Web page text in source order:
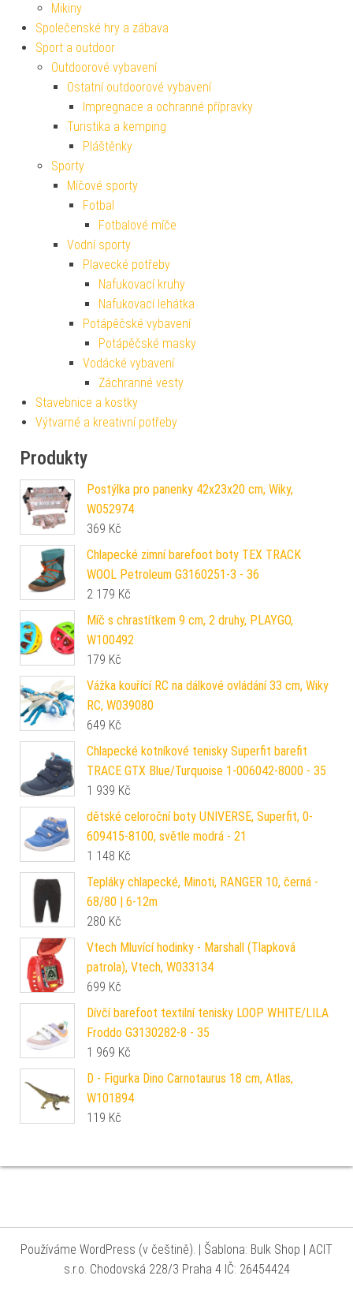
Mikiny
Společenské hry a zábava
Sport a outdoor
Outdoorové vybavení
Ostatní outdoorové vybavení
Impregnace a ochranné přípravky
Turistika a kemping
Pláštěnky
Sporty
Míčové sporty
Fotbal
Fotbalové míče
Vodní sporty
Plavecké potřeby
Nafukovací kruhy
Nafukovací lehátka
Potápěčské vybavení
Potápěčské masky
Vodácké vybavení
Záchranné vesty
Stavebnice a kostky
Výtvarné a kreativní potřeby
Produkty
Postýlka pro panenky 42x23x20 cm, Wiky,
W052974
369 Kč
Chlapecké zimní barefoot boty TEX TRACK
WOOL Petroleum G3160251-3 - 36
2 179 Kč
Míč s chrastítkem 9 cm, 2 druhy, PLAYGO,
W100492
179 Kč
Vážka kouřící RC na dálkové ovládání 33 cm, Wiky
RC, W039080
649 Kč
Chlapecké kotníkové tenisky Superfit barefit
TRACE GTX Blue/Turquoise 1-006042-8000 - 35
1 939 Kč
dětské celoroční boty UNIVERSE, Superfit, 0-
609415-8100, světle modrá - 21
1 148 Kč
Tepláky chlapecké, Minoti, RANGER 10, černá -
68/80 | 6-12m
280 Kč
Vtech Mluvící hodinky - Marshall (Tlapková
patrola), Vtech, W033134
699 Kč
Dívčí barefoot textilní tenisky LOOP WHITE/LILA
Froddo G3130282-8 - 35
1 969 Kč
D - Figurka Dino Carnotaurus 18 cm, Atlas,
W101894
119 Kč
Používáme WordPress (v češtině). | Šablona: Bulk Shop | ACIT
s.r.o. Chodovská 228/3 Praha 4 IČ: 26454424